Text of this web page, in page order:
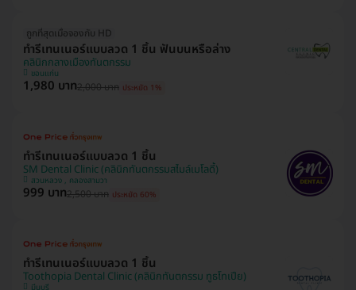
ถูกที่สุดเมื่อจองกับ HD
ทำรีเทนเนอร์แบบลวด 1 ชิ้น ฟันบนหรือล่าง
คลินิกกลางเมืองทันตกรรม
ขอนแก่น
1,980 บาท2,000 บาท ประหยัด 1%
ทำรีเทนเนอร์แบบลวด 1 ชิ้น
SM Dental Clinic (คลินิกทันตกรรมสไมล์เมโลดี้)
สวนหลวง , คลองสามวา
999 บาท2,500 บาท ประหยัด 60%
ทำรีเทนเนอร์แบบลวด 1 ชิ้น
Toothopia Dental Clinic (คลินิกทันตกรรม ทูธโทเปีย)